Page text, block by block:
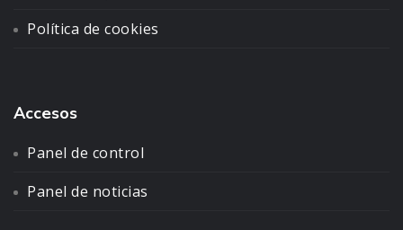
Política de cookies
Accesos
Panel de control
Panel de noticias